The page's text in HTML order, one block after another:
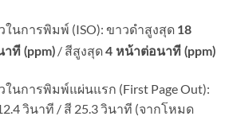
ในการพิมพ์ (ISO): ขาวดำสูงสุด 18
ที (ppm)/ สีสูงสุด4 หน้าต่อนาที (ppm)
ในการพิมพ์แผ่นแรก (First Page Out):
วินาที / สี 25.3 วินาที (จากโหมด